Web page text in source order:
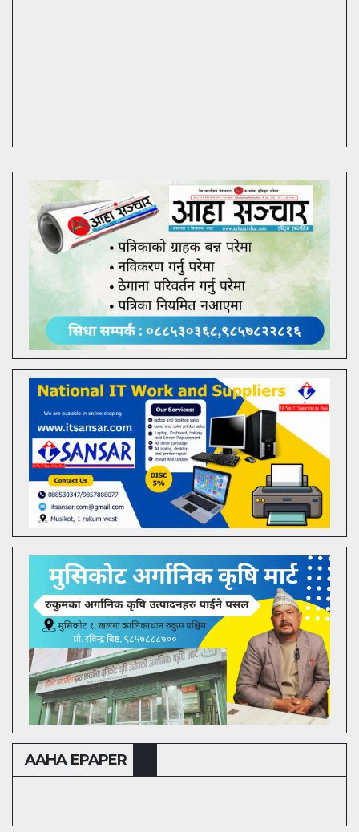
AAHA EPAPER